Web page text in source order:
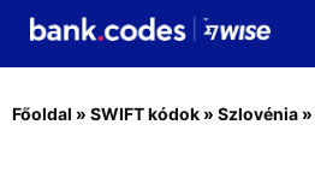
Főoldal » SWIFT kódok » Szlovénia »